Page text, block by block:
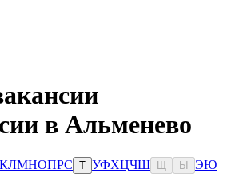
в Альменево
КЛМНОПРС Т УФХЦЧШ Ы ЭЮ